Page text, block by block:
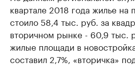
квартале 2018 года жилье
стоило 58,4 тыс. руб. за
вторичном рынке - 60,9 тыс.
жилые площади в
составил 2,7%, «вторичка»